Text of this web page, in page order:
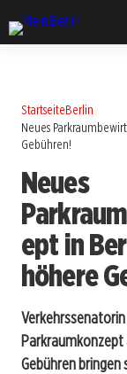
StartseiteBerlin
Neues
Gebühren!
Neues
ept in
höhere
Parkraumkonzept
Gebühren bringen